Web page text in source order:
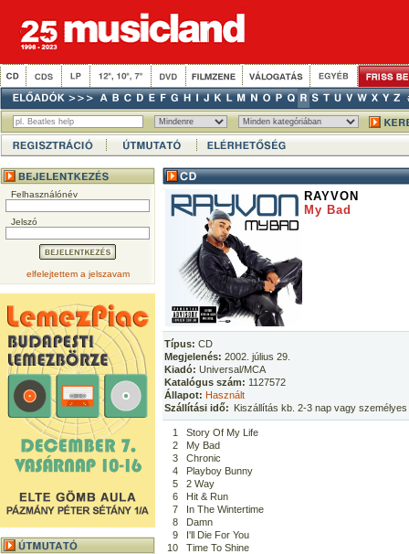
Felhasználónév
Jelszó
elfelejtettem a jelszavam
RAYVON
My Bad
Típus: CD
Megjelenés: 2002. július 29.
Kiadó: Universal/MCA
Katalógus szám: 1127572
Állapot: Használt
Szállítási idő: Kiszállítás kb. 2-3 nap vagy
1
Story Of My Life
2
My Bad
3
Chronic
4
Playboy Bunny
5
2 Way
6
Hit & Run
7
In The Wintertime
8
Damn
9
I'll Die For You
10
Time To Shine